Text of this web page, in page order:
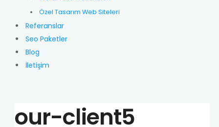
Özel Tasarım Web Siteleri
Referanslar
Seo Paketler
Blog
İletişim
our-client5